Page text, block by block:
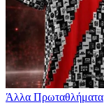
Άλλα Πρωταθλήματα